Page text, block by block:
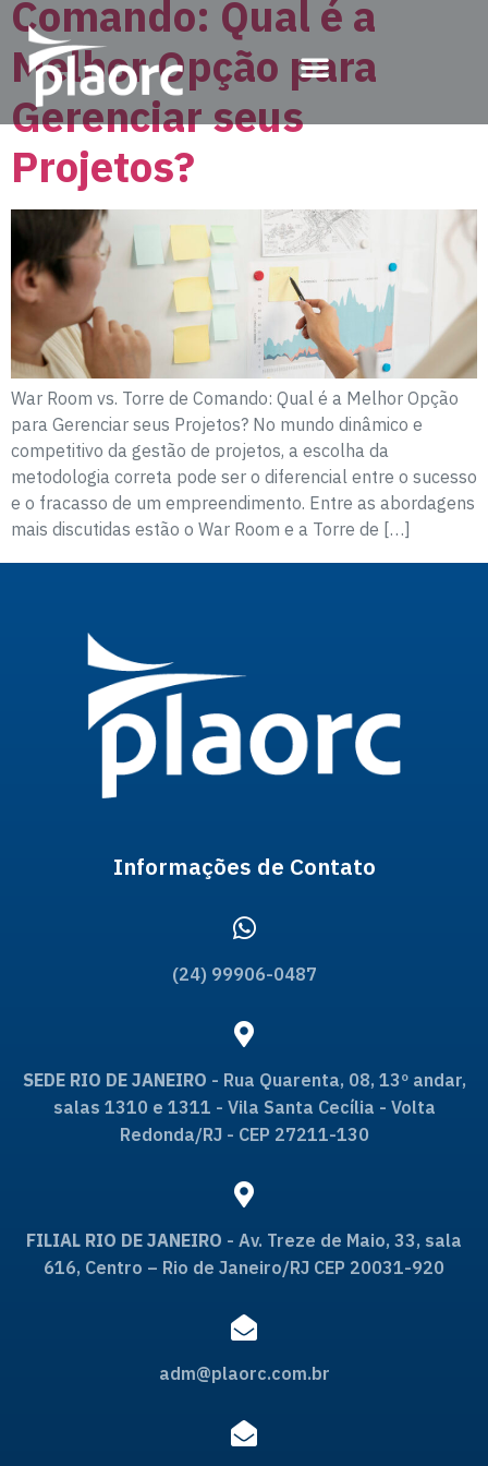
Comando: Qual é a
Melhor Opção para
Gerenciar seus
Projetos?
War Room vs. Torre de Comando: Qual é a Melhor Opção
para Gerenciar seus Projetos? No mundo dinâmico e
competitivo da gestão de projetos, a escolha da
metodologia correta pode ser o diferencial entre o sucesso
e o fracasso de um empreendimento. Entre as abordagens
mais discutidas estão o War Room e a Torre de […]
Informações de Contato
(24) 99906-0487
SEDE RIO DE JANEIRO - Rua Quarenta, 08, 13º andar,
salas 1310 e 1311 - Vila Santa Cecília - Volta
Redonda/RJ - CEP 27211-130
FILIAL RIO DE JANEIRO - Av. Treze de Maio, 33, sala
616, Centro – Rio de Janeiro/RJ CEP 20031-920
adm@plaorc.com.br